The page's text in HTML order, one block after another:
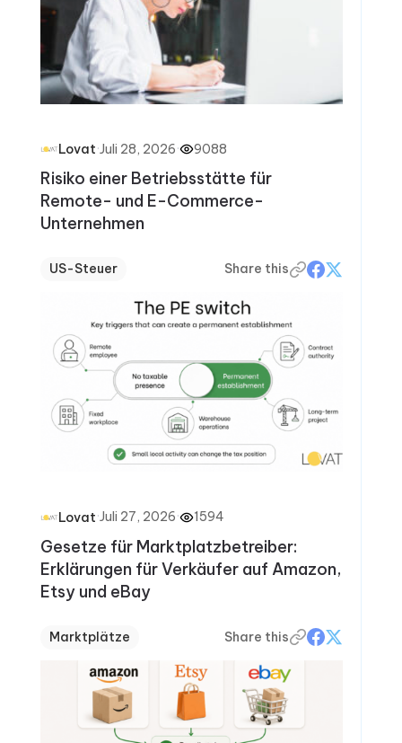
Lovat·Juli 28, 2026· 9088
Risiko einer Betriebsstätte für
Remote- und E-Commerce-
Unternehmen
US-Steuer Share this
Lovat·Juli 27, 2026· 1594
Gesetze für Marktplatzbetreiber:
Erklärungen für Verkäufer auf Amazon,
Etsy und eBay
Marktplätze Share this